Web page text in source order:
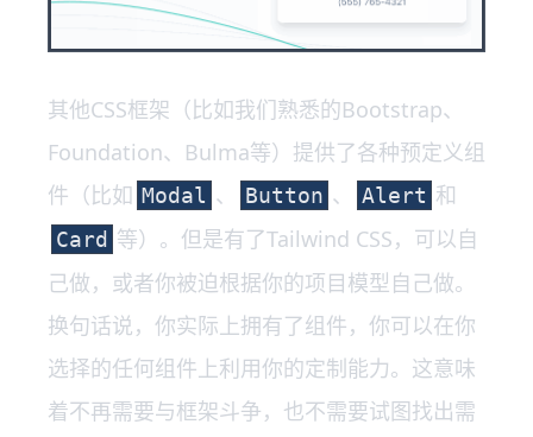
其他CSS框架（比如我们熟悉的Bootstrap、
Foundation、Bulma等）提供了各种预定义组
件（比如 Modal 、 Button 、 Alert 和
Card 等）。但是有了Tailwind CSS，可以自
己做，或者你被迫根据你的项目模型自己做。
换句话说，你实际上拥有了组件，你可以在你
选择的任何组件上利用你的定制能力。这意味
着不再需要与框架斗争，也不需要试图找出需